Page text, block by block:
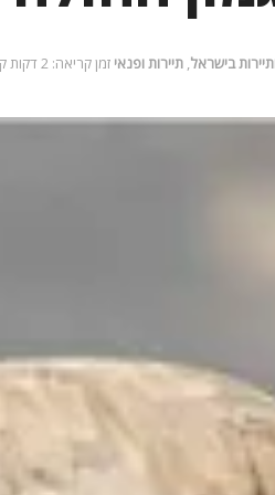
בישראל, תיירות ופנאי זמן קריאה: 2 דקות קריאה